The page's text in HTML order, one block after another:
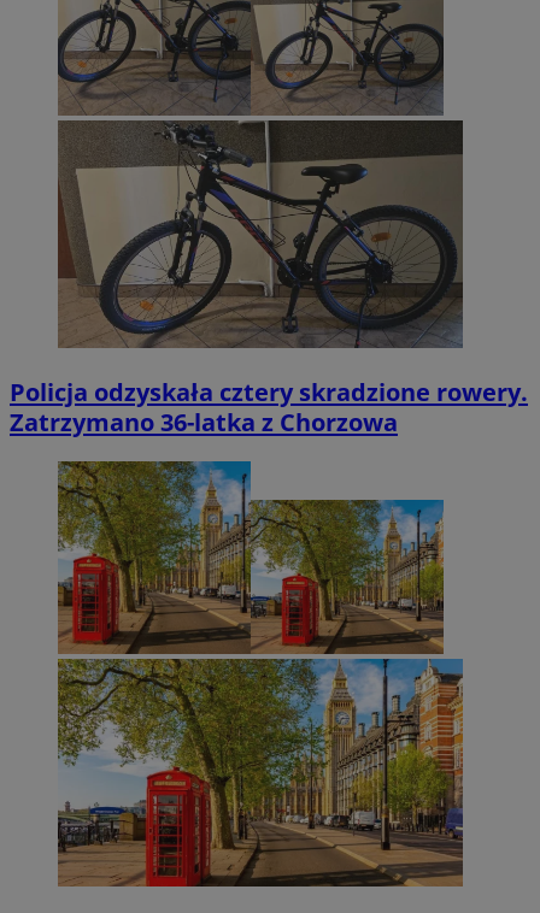
Policja odzyskała cztery skradzione rowery.
Zatrzymano 36-latka z Chorzowa